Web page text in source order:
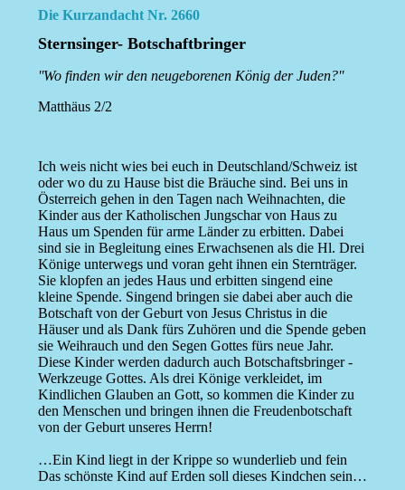
Die Kurzandacht Nr. 2660
Sternsinger- Botschaftbringer
''Wo finden wir den neugeborenen König der Juden?''
Matthäus 2/2
Ich weis nicht wies bei euch in Deutschland/Schweiz ist
oder wo du zu Hause bist die Bräuche sind. Bei uns in
Österreich gehen in den Tagen nach Weihnachten, die
Kinder aus der Katholischen Jungschar von Haus zu
Haus um Spenden für arme Länder zu erbitten. Dabei
sind sie in Begleitung eines Erwachsenen als die Hl. Drei
Könige unterwegs und voran geht ihnen ein Sternträger.
Sie klopfen an jedes Haus und erbitten singend eine
kleine Spende. Singend bringen sie dabei aber auch die
Botschaft von der Geburt von Jesus Christus in die
Häuser und als Dank fürs Zuhören und die Spende geben
sie Weihrauch und den Segen Gottes fürs neue Jahr.
Diese Kinder werden dadurch auch Botschaftsbringer -
Werkzeuge Gottes. Als drei Könige verkleidet, im
Kindlichen Glauben an Gott, so kommen die Kinder zu
den Menschen und bringen ihnen die Freudenbotschaft
von der Geburt unseres Herrn!
…Ein Kind liegt in der Krippe so wunderlieb und fein
Das schönste Kind auf Erden soll dieses Kindchen sein…